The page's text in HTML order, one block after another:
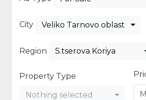
City Veliko Tarnovo oblast
Region S.tserova Koriya
Property Type
Nothing selected